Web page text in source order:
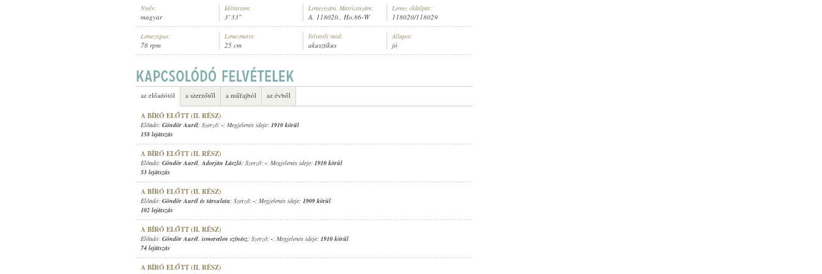
1908 KÖRÜL
Nyelv:
magyar
Időtartam:
3' 33"
Lemezszám, Matricaszám:
A. 118020., Ho.86-W
Lemez oldalpár:
118020/118029
Lemeztípus:
78 rpm
Lemezméret:
25 cm
Felvételi mód:
akusztikus
Állapot:
jó
az előadótól a szerzőtől a műfajból az évből
A BÍRÓ ELŐTT (II. RÉSZ)
Előadó: Göndör Aurél; Szerző: -; Megjelenés ideje: 1910 körül
158 lejátszás
A BÍRÓ ELŐTT (II. RÉSZ)
Előadó: Göndör Aurél,Adorján László; Szerző: -; Megjelenés ideje: 1910 körül
53 lejátszás
A BÍRÓ ELŐTT (II. RÉSZ)
Előadó: Göndör Aurél és társulata; Szerző: -; Megjelenés ideje: 1909 körül
102 lejátszás
A BÍRÓ ELŐTT (II. RÉSZ)
Előadó: Göndör Aurél, ismeretlen színész; Szerző: -; Megjelenés ideje: 1910 körül
74 lejátszás
A BÍRÓ ELŐTT (II. RÉSZ)